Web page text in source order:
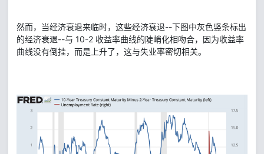
然而，当经济衰退来临时，这些经济衰退--下图中灰色竖条标出
的经济衰退--与 10-2 收益率曲线的陡峭化相吻合，因为收益率
曲线没有倒挂，而是上升了，这与失业率密切相关。